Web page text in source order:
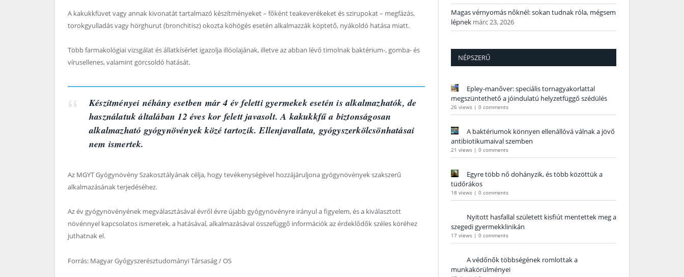
A kakukkfüvet vagy annak kivonatát tartalmazó készítményeket – főként teakeverékeket és szirupokat – megfázás,
torokgyulladás vagy hörghurut (bronchitisz) okozta köhögés esetén alkalmazzák köptető, nyákoldó hatása miatt.
Több farmakológiai vizsgálat és állatkísérlet igazolja illóolajának, illetve az abban lévő timolnak baktérium-, gomba- és
vírusellenes, valamint görcsoldó hatását.
Készítményei néhány esetben már 4 év feletti gyermekek esetén is alkalmazhatók, de
használatuk általában 12 éves kor felett javasolt. A kakukkfű a biztonságosan
alkalmazható gyógynövények közé tartozik. Ellenjavallata, gyógyszerkölcsönhatásai
nem ismertek.
Az MGYT Gyógynövény Szakosztályának célja, hogy tevékenységével hozzájáruljona gyógynövények szakszerű
alkalmazásának terjedéséhez.
Az év gyógynövényének megválasztásával évről évre újabb gyógynövényre irányul a figyelem, és a kiválasztott
növénnyel kapcsolatos ismeretek, a hatásával, alkalmazásával összefüggő információk az érdeklődők széles köréhez
juthatnak el.
Forrás: Magyar Gyógyszerésztudományi Társaság / OS
Magas vérnyomás nőknél: sokan tudnak róla, mégsem
lépnek márc 23, 2026
NÉPSZERŰ
Epley-manőver: speciális tornagyakorlattal
megszüntethető a jóindulatú helyzetfüggő szédülés
26 views | 0 comments
A baktériumok könnyen ellenállóvá válnak a jövő
antibiotikumaival szemben
21 views | 0 comments
Egyre több nő dohányzik, és több közöttük a
tüdőrákos
18 views | 0 comments
Nyitott hasfallal született kisfiút mentettek meg a
szegedi gyermekklinikán
17 views | 0 comments
A védőnők többségének romlottak a
munkakörülményei